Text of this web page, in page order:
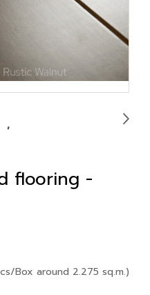
flooring -
Box around 2.275 sq.m.)